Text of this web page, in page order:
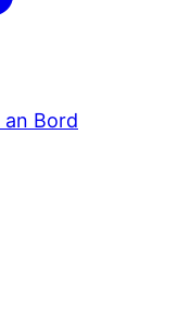
an Bord